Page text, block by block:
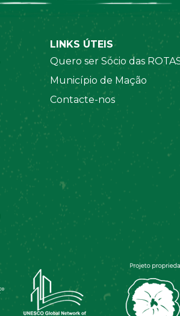
LINKS ÚTEIS
Quero ser Sócio das
Município de Mação
Contacte-nos